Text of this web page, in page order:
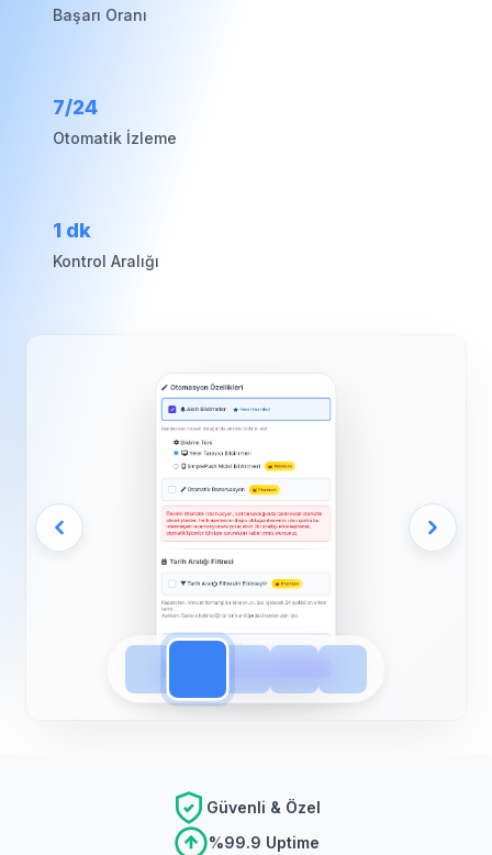
Başarı Oranı
7/24
Otomatik İzleme
1 dk
Kontrol Aralığı
Güvenli & Özel
%99.9 Uptime